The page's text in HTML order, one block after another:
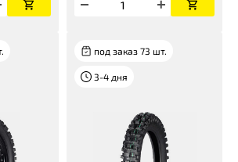
под заказ 73 шт.
3-4 дня